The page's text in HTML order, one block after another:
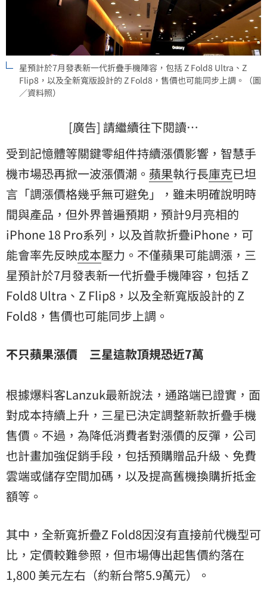
星預計於7月發表新一代折疊手機陣容，包括 Z Fold8 Ultra、Z
Flip8，以及全新寬版設計的 Z Fold8，售價也可能同步上調。（圖
／資料照）
[廣告] 請繼續往下閱讀…
受到記憶體等關鍵零組件持續漲價影響，智慧手
機市場恐再掀一波漲價潮。 蘋果執行長庫克已坦
言「調漲價格幾乎無可避免」，雖未明確說明時
間與產品，但外界普遍預期，預計9月亮相的
iPhone 18 Pro系列，以及首款折疊iPhone，可
能會率先反映成本壓力。不僅蘋果可能調漲， 三
星預計於7月發表新一代折疊手機陣容，包括 Z
Fold8 Ultra、Z Flip8，以及全新寬版設計的 Z
Fold8，售價也可能同步上調。
不只蘋果漲價 三星這款頂規恐近7萬
根據爆料客Lanzuk最新說法，通路端已證實，面
對成本持續上升，三星已決定調整新款折疊手機
售價。不過，為降低消費者對漲價的反彈，公司
也計畫加強促銷手段，包括預購贈品升級、免費
雲端或儲存空間加碼，以及提高舊機換購折抵金
額等。
其中，全新寬折疊Z Fold8因沒有直接前代機型可
比，定價較難參照，但市場傳出起售價約落在
1,800 美元左右（約新台幣5.9萬元）。